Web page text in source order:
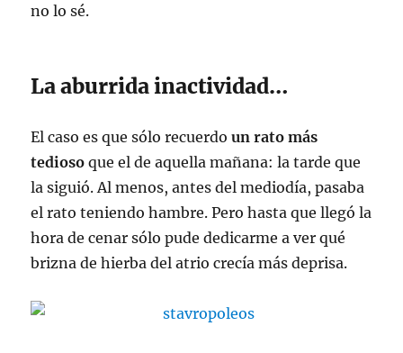
no lo sé.
La aburrida inactividad…
El caso es que sólo recuerdoun rato más
tedioso que el de aquella mañana: la tarde que
la siguió. Al menos, antes del mediodía, pasaba
el rato teniendo hambre. Pero hasta que llegó la
hora de cenar sólo pude dedicarme a ver qué
brizna de hierba del atrio crecía más deprisa.